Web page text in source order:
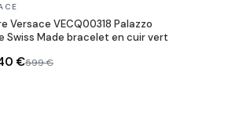
Versace VECQ00318 Palazzo
Swiss Made bracelet en cuir vert
€599 €